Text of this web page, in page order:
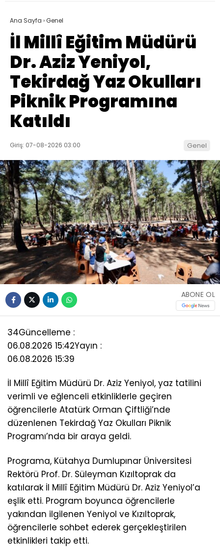
Ana Sayfa ›Genel
İl Millî Eğitim Müdürü
Dr. Aziz Yeniyol,
Tekirdağ Yaz Okulları
Piknik Programına
Katıldı
Giriş: 07-08-2026 03:00 Genel
ABONE OL
34Güncelleme :
06.08.2026 15:42Yayın :
06.08.2026 15:39
İl Millî Eğitim Müdürü Dr. Aziz Yeniyol, yaz tatilini
verimli ve eğlenceli etkinliklerle geçiren
öğrencilerle Atatürk Orman Çiftliği’nde
düzenlenen Tekirdağ Yaz Okulları Piknik
Programı’nda bir araya geldi.
Programa, Kütahya Dumlupınar Üniversitesi
Rektörü Prof. Dr. Süleyman Kızıltoprak da
katılarak İl Millî Eğitim Müdürü Dr. Aziz Yeniyol’a
eşlik etti. Program boyunca öğrencilerle
yakından ilgilenen Yeniyol ve Kızıltoprak,
öğrencilerle sohbet ederek gerçekleştirilen
etkinlikleri takip etti.